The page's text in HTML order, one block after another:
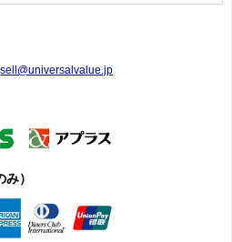
sell@universalvalue.jp
）